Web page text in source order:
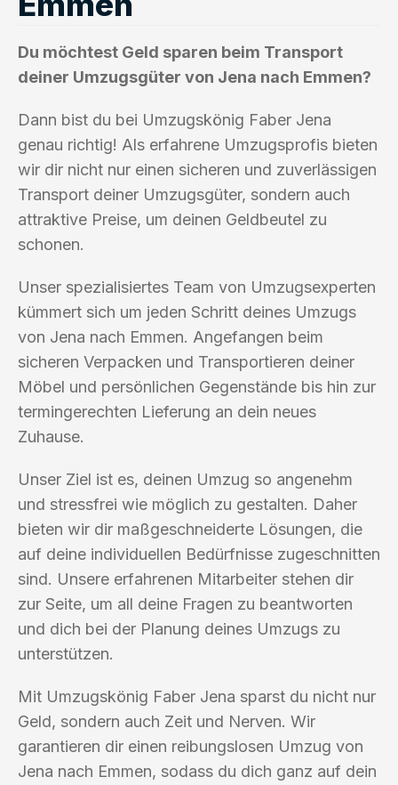
Du möchtest Geld sparen beim Transport
deiner Umzugsgüter von Jena nach Emmen?
Dann bist du bei Umzugskönig Faber Jena
genau richtig! Als erfahrene Umzugsprofis bieten
wir dir nicht nur einen sicheren und zuverlässigen
Transport deiner Umzugsgüter, sondern auch
attraktive Preise, um deinen Geldbeutel zu
schonen.
Unser spezialisiertes Team von Umzugsexperten
kümmert sich um jeden Schritt deines Umzugs
von Jena nach Emmen. Angefangen beim
sicheren Verpacken und Transportieren deiner
Möbel und persönlichen Gegenstände bis hin zur
termingerechten Lieferung an dein neues
Zuhause.
Unser Ziel ist es, deinen Umzug so angenehm
und stressfrei wie möglich zu gestalten. Daher
bieten wir dir maßgeschneiderte Lösungen, die
auf deine individuellen Bedürfnisse zugeschnitten
sind. Unsere erfahrenen Mitarbeiter stehen dir
zur Seite, um all deine Fragen zu beantworten
und dich bei der Planung deines Umzugs zu
unterstützen.
Mit Umzugskönig Faber Jena sparst du nicht nur
Geld, sondern auch Zeit und Nerven. Wir
garantieren dir einen reibungslosen Umzug von
Jena nach Emmen, sodass du dich ganz auf dein